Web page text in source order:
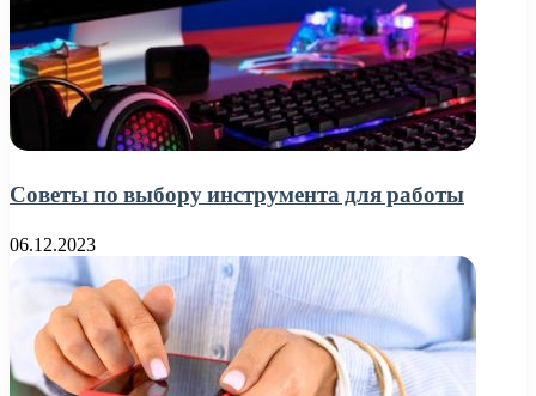
Советы по выбору инструмента для работы
06.12.2023